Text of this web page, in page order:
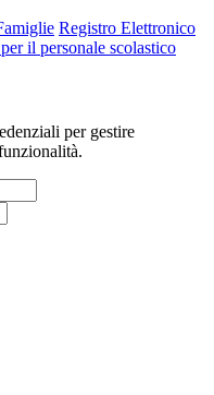
Registro Elettronico
il personale scolastico
per gestire